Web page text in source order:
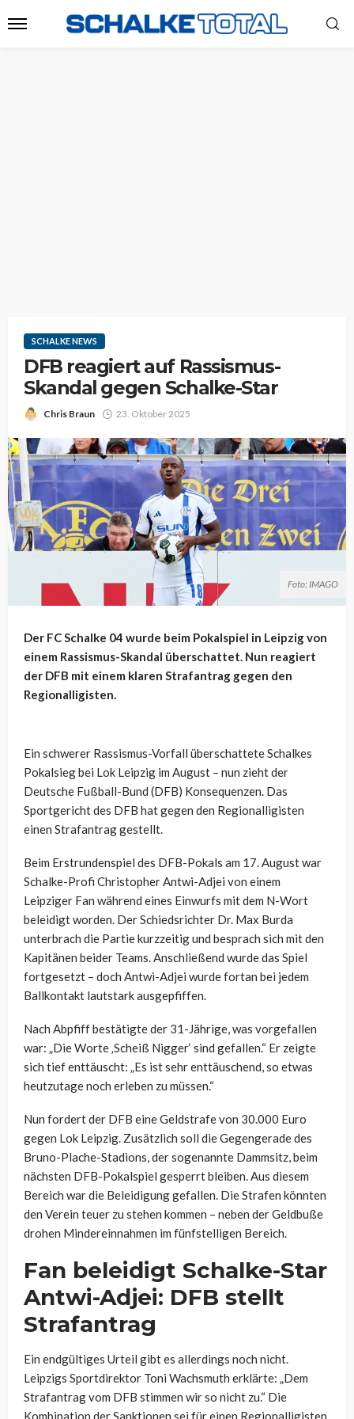
SCHALKE NEWS
DFB reagiert auf Rassismus-
Skandal gegen Schalke-Star
Chris Braun 23. Oktober 2025
Foto: IMAGO
Der FC Schalke 04 wurde beim Pokalspiel in Leipzig von
einem Rassismus-Skandal überschattet. Nun reagiert
der DFB mit einem klaren Strafantrag gegen den
Regionalligisten.
Ein schwerer Rassismus-Vorfall überschattete Schalkes
Pokalsieg bei Lok Leipzig im August – nun zieht der
Deutsche Fußball-Bund (DFB) Konsequenzen. Das
Sportgericht des DFB hat gegen den Regionalligisten
einen Strafantrag gestellt.
Beim Erstrundenspiel des DFB-Pokals am 17. August war
Schalke-Profi Christopher Antwi-Adjei von einem
Leipziger Fan während eines Einwurfs mit dem N-Wort
beleidigt worden. Der Schiedsrichter Dr. Max Burda
unterbrach die Partie kurzzeitig und besprach sich mit den
Kapitänen beider Teams. Anschließend wurde das Spiel
fortgesetzt – doch Antwi-Adjei wurde fortan bei jedem
Ballkontakt lautstark ausgepfiffen.
Nach Abpfiff bestätigte der 31-Jährige, was vorgefallen
war: „Die Worte ‚Scheiß Nigger‘ sind gefallen.“ Er zeigte
sich tief enttäuscht: „Es ist sehr enttäuschend, so etwas
heutzutage noch erleben zu müssen.“
Nun fordert der DFB eine Geldstrafe von 30.000 Euro
gegen Lok Leipzig. Zusätzlich soll die Gegengerade des
Bruno-Plache-Stadions, der sogenannte Dammsitz, beim
nächsten DFB-Pokalspiel gesperrt bleiben. Aus diesem
Bereich war die Beleidigung gefallen. Die Strafen könnten
den Verein teuer zu stehen kommen – neben der Geldbuße
drohen Mindereinnahmen im fünfstelligen Bereich.
Fan beleidigt Schalke-Star
Antwi-Adjei: DFB stellt
Strafantrag
Ein endgültiges Urteil gibt es allerdings noch nicht.
Leipzigs Sportdirektor Toni Wachsmuth erklärte: „Dem
Strafantrag vom DFB stimmen wir so nicht zu.“ Die
Kombination der Sanktionen sei für einen Regionalligisten